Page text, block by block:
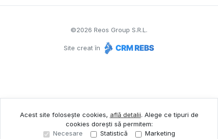
©2026 Reos Group S.R.L.
Site creat în
Acest site folosește cookies, află detalii. Alege ce tipuri de
cookies dorești să permitem:
Necesare
Statistică Marketing